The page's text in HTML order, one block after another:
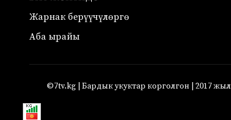
Жарнак берүүчүлөргө
Аба ырайы
©7tv.kg | Бардык укуктар корголгон | 2017 жыл